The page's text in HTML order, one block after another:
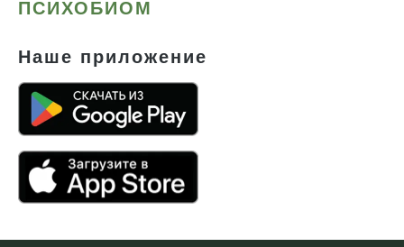
ПСИХОБИОМ
Наше приложение